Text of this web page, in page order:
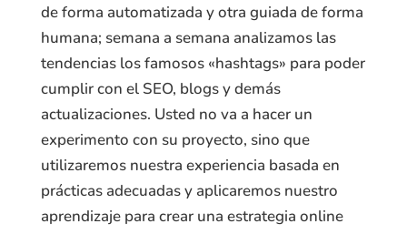
de forma automatizada y otra guiada de forma
humana; semana a semana analizamos las
tendencias los famosos «hashtags» para poder
cumplir con el SEO, blogs y demás
actualizaciones. Usted no va a hacer un
experimento con su proyecto, sino que
utilizaremos nuestra experiencia basada en
prácticas adecuadas y aplicaremos nuestro
aprendizaje para crear una estrategia online